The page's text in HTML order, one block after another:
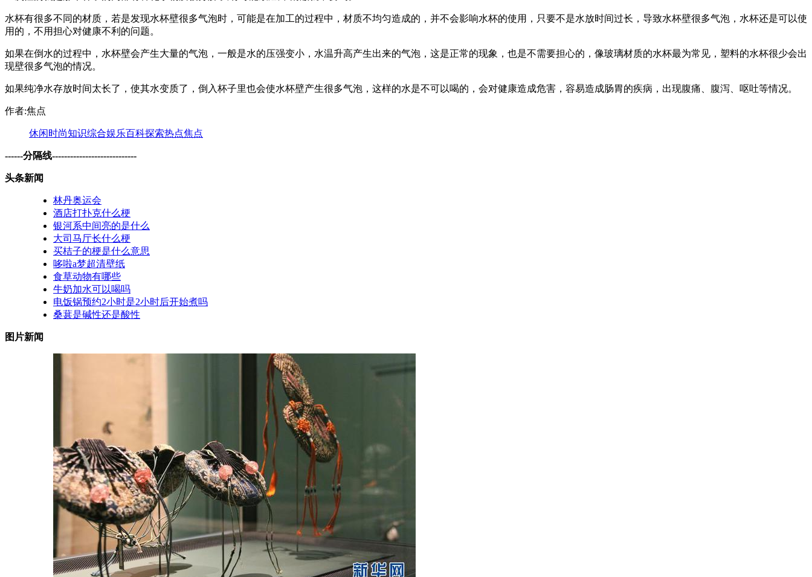
水杯有很多不同的材质，若是发现水杯壁很多气泡时，可能是在加工的过程中，材质不均匀造成的，并不会影响水杯的使用，只要不是水放时间过长，导致水杯壁很多气泡，水杯还是可以使
用的，不用担心对健康不利的问题。
如果在倒水的过程中，水杯壁会产生大量的气泡，一般是水的压强变小，水温升高产生出来的气泡，这是正常的现象，也是不需要担心的，像玻璃材质的水杯最为常见，塑料的水杯很少会出
现壁很多气泡的情况。
如果纯净水存放时间太长了，使其水变质了，倒入杯子里也会使水杯壁产生很多气泡，这样的水是不可以喝的，会对健康造成危害，容易造成肠胃的疾病，出现腹痛、腹泻、呕吐等情况。
作者:焦点
休闲时尚知识综合娱乐百科探索热点焦点
------分隔线----------------------------
头条新闻
林丹奥运会
酒店打扑克什么梗
银河系中间亮的是什么
大司马厅长什么梗
买桔子的梗是什么意思
哆啦a梦超清壁纸
食草动物有哪些
牛奶加水可以喝吗
电饭锅预约2小时是2小时后开始煮吗
桑葚是碱性还是酸性
图片新闻